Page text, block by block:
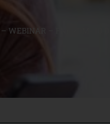
– WEBINAR – FNERDM- 10 DE